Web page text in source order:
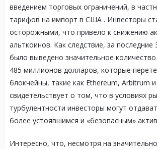
введением торговых ограничений, в
тарифов на импорт в США . Инвесторы
осторожными, что привело к снижению
альткоинов. Как следствие, за последние
было выведено значительное
485 миллионов долларов, которые
блокчейны, такие как Ethereum, Arbitrum
свидетельствует о том, что в условиях
турбулентности инвесторы могут
более устоявшимся и «безопасным»
Интересно, что, несмотря на